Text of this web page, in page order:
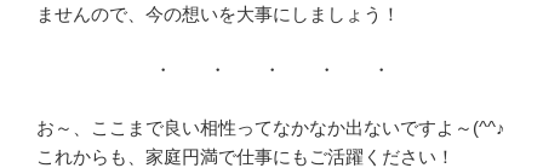
ませんので、今の想いを大事にしましょう！
・ ・ ・ ・ ・
お～、ここまで良い相性ってなかなか出ないですよ～(^^♪
これからも、家庭円満で仕事にもご活躍ください！